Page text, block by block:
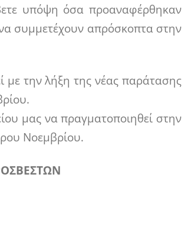
υπόψη όσα προαναφέρθηκαν
συμμετέχουν απρόσκοπτα στην
με την λήξη της νέας παράτασης
μας να πραγματοποιηθεί στην
Νοεμβρίου.